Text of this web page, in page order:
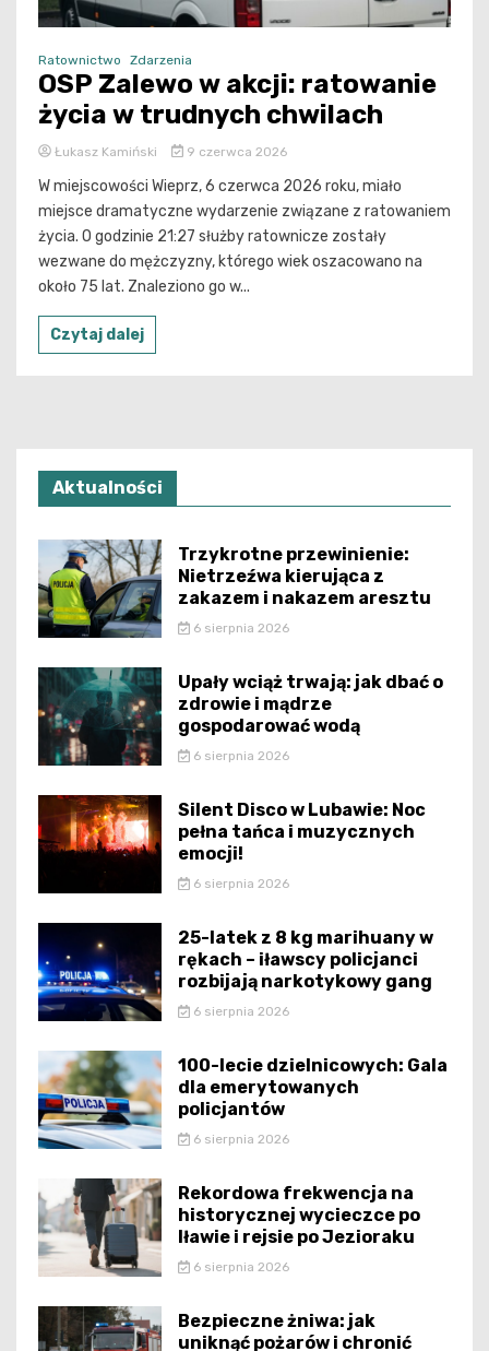
Ratownictwo Zdarzenia
OSP Zalewo w akcji: ratowanie
życia w trudnych chwilach
Łukasz Kamiński 9 czerwca 2026
W miejscowości Wieprz, 6 czerwca 2026 roku, miało
miejsce dramatyczne wydarzenie związane z ratowaniem
życia. O godzinie 21:27 służby ratownicze zostały
wezwane do mężczyzny, którego wiek oszacowano na
około 75 lat. Znaleziono go w...
Czytaj dalej
Aktualności
Trzykrotne przewinienie:
Nietrzeźwa kierująca z
zakazem i nakazem aresztu
6 sierpnia 2026
Upały wciąż trwają: jak dbać o
zdrowie i mądrze
gospodarować wodą
6 sierpnia 2026
Silent Disco w Lubawie: Noc
pełna tańca i muzycznych
emocji!
6 sierpnia 2026
25-latek z 8 kg marihuany w
rękach – iławscy policjanci
rozbijają narkotykowy gang
6 sierpnia 2026
100-lecie dzielnicowych: Gala
dla emerytowanych
policjantów
6 sierpnia 2026
Rekordowa frekwencja na
historycznej wycieczce po
Iławie i rejsie po Jezioraku
6 sierpnia 2026
Bezpieczne żniwa: jak
uniknąć pożarów i chronić